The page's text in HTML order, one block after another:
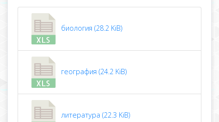
биология (28.2 KiB)
география (24.2 KiB)
литература (22.3 KiB)